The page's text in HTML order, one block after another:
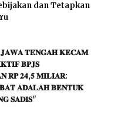
dan Tetapkan
𝐉𝐀𝐖𝐀 𝐓𝐄𝐍𝐆𝐀𝐇 𝐊𝐄𝐂𝐀𝐌
𝐁𝐏𝐉𝐒
𝟐𝟒,𝟓 𝐌𝐈𝐋𝐈𝐀𝐑:
𝐀𝐃𝐀𝐋𝐀𝐇 𝐁𝐄𝐍𝐓𝐔𝐊
𝐒𝐀𝐃𝐈𝐒"